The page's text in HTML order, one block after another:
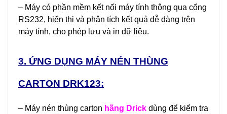
– Máy có phần mềm kết nối máy tính thông qua cổng
RS232, hiển thị và phân tích kết quả dễ dàng trên
máy tính, cho phép lưu và in dữ liệu.
3. ỨNG DỤNG MÁY NÉN THÙNG
CARTON DRK123:
– Máy nén thùng carton hãng Drick dùng để kiểm tra